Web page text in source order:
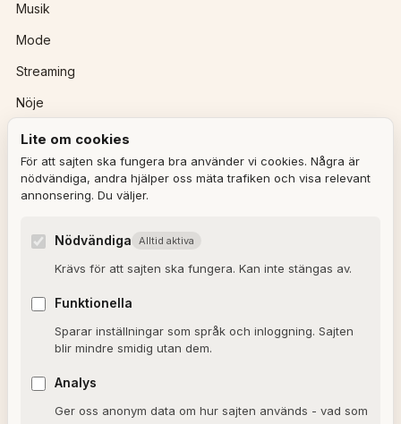
Musik
Mode
Streaming
Nöje
Ulla Granqvist
Om Alxmedia
Lite om cookies
För att sajten ska fungera bra använder vi cookies. Några är
nödvändiga, andra hjälper oss mäta trafiken och visa relevant
annonsering. Du väljer.
Nödvändiga Alltid aktiva
Krävs för att sajten ska fungera. Kan inte stängas av.
Funktionella
Sparar inställningar som språk och inloggning. Sajten
blir mindre smidig utan dem.
Analys
Ger oss anonym data om hur sajten används - vad som